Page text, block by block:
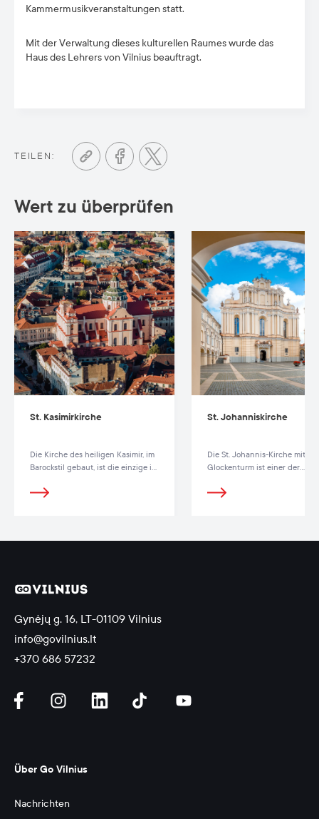
Kammermusikveranstaltungen statt.
Mit der Verwaltung dieses kulturellen Raumes wurde das
Haus des Lehrers von Vilnius beauftragt.
TEILEN:
Wert zu überprüfen
St. Kasimirkirche
Die Kirche des heiligen Kasimir, im
Barockstil gebaut, ist die einzige in
Jesuskirche „II Gesu“ in Rom
St. Johanniskirche
Die St. Johannis-Kirche mit
Glockenturm ist einer der
Universitätsensembles.
Gynėjų g. 16, LT-01109 Vilnius
info@govilnius.lt
+370 686 57232
Über Go Vilnius
Nachrichten